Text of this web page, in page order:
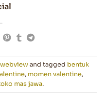
webviewand tagged bentuk
, momen valentine,
mas jawa.